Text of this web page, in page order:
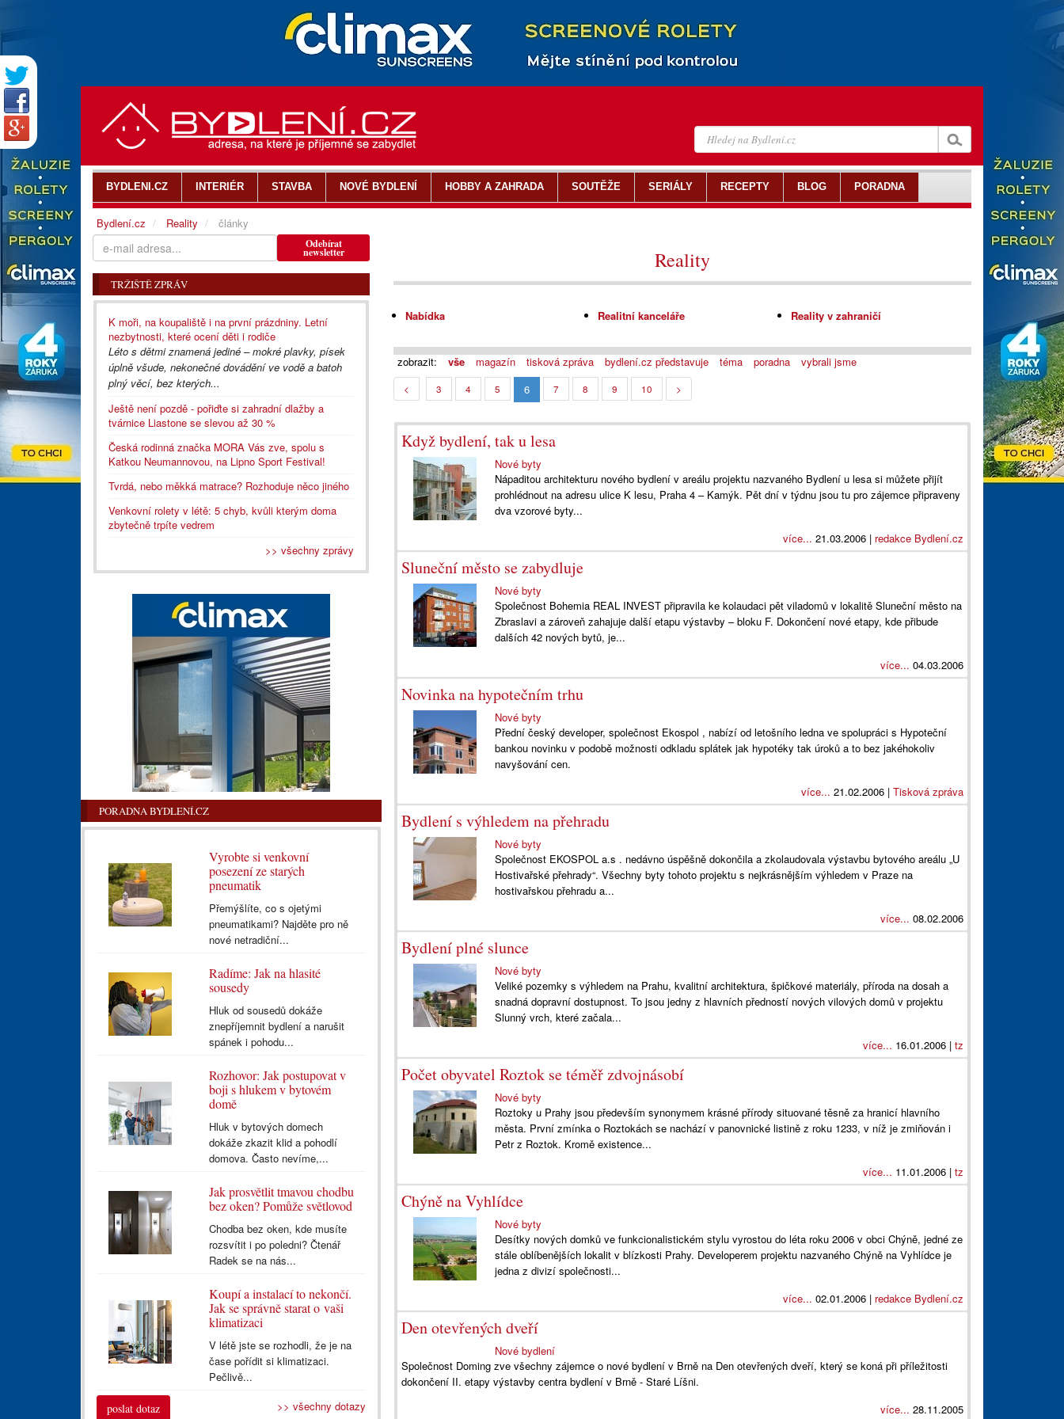
Reality
Nabídka Realitní kanceláře Reality v zahraničí
zobrazit: vše magazín tisková zpráva bydlení.cz představuje téma poradna vybrali jsme
< 3 4 5 6 7 8 9 10 >
Když bydlení, tak u lesa
Nové byty
Nápaditou architekturu nového bydlení v areálu projektu nazvaného Bydlení u lesa si můžete přijít
prohlédnout na adresu ulice K lesu, Praha 4 – Kamýk. Pět dní v týdnu jsou tu pro zájemce připraveny
dva vzorové byty...
více... 21.03.2006 | redakce Bydlení.cz
Sluneční město se zabydluje
Nové byty
Společnost Bohemia REAL INVEST připravila ke kolaudaci pět viladomů v lokalitě Sluneční město na
Zbraslavi a zároveň zahajuje další etapu výstavby – bloku F. Dokončení nové etapy, kde přibude
dalších 42 nových bytů, je...
více... 04.03.2006
Novinka na hypotečním trhu
Nové byty
Přední český developer, společnost Ekospol , nabízí od letošního ledna ve spolupráci s Hypoteční
bankou novinku v podobě možnosti odkladu splátek jak hypotéky tak úroků a to bez jakéhokoliv
navyšování cen.
více... 21.02.2006 | Tisková zpráva
Bydlení s výhledem na přehradu
Nové byty
Společnost EKOSPOL a.s . nedávno úspěšně dokončila a zkolaudovala výstavbu bytového areálu „U
Hostivařské přehrady“. Všechny byty tohoto projektu s nejkrásnějším výhledem v Praze na
hostivařskou přehradu a...
více... 08.02.2006
Bydlení plné slunce
Nové byty
Veliké pozemky s výhledem na Prahu, kvalitní architektura, špičkové materiály, příroda na dosah a
snadná dopravní dostupnost. To jsou jedny z hlavních předností nových vilových domů v projektu
Slunný vrch, které začala...
více... 16.01.2006 | tz
Počet obyvatel Roztok se téměř zdvojnásobí
Nové byty
Roztoky u Prahy jsou především synonymem krásné přírody situované těsně za hranicí hlavního
města. První zmínka o Roztokách se nachází v panovnické listině z roku 1233, v níž je zmiňován i
Petr z Roztok. Kromě existence...
více... 11.01.2006 | tz
Chýně na Vyhlídce
Nové byty
Desítky nových domků ve funkcionalistickém stylu vyrostou do léta roku 2006 v obci Chýně, jedné ze
stále oblíbenějších lokalit v blízkosti Prahy. Developerem projektu nazvaného Chýně na Vyhlídce je
jedna z divizí společnosti...
více... 02.01.2006 | redakce Bydlení.cz
Den otevřených dveří
Nové bydlení
Společnost Doming zve všechny zájemce o nové bydlení v Brně na Den otevřených dveří, který se koná při příležitosti
dokončení II. etapy výstavby centra bydlení v Brně - Staré Líšni.
více... 28.11.2005
Odebírat
newsletter
TRŽIŠTĚ ZPRÁV
K moři, na koupaliště i na první prázdniny. Letní
nezbytnosti, které ocení děti i rodiče
Léto s dětmi znamená jediné – mokré plavky, písek
úplně všude, nekonečné dovádění ve vodě a batoh
plný věcí, bez kterých...
Ještě není pozdě - pořiďte si zahradní dlažby a
tvárnice Liastone se slevou až 30 %
Česká rodinná značka MORA Vás zve, spolu s
Katkou Neumannovou, na Lipno Sport Festival!
Tvrdá, nebo měkká matrace? Rozhoduje něco jiného
Venkovní rolety v létě: 5 chyb, kvůli kterým doma
zbytečně trpíte vedrem
>> všechny zprávy
PORADNA BYDLENÍ.CZ
Vyrobte si venkovní
posezení ze starých
pneumatik
Přemýšlíte, co s ojetými
pneumatikami? Najděte pro ně
nové netradiční...
Radíme: Jak na hlasité
sousedy
Hluk od sousedů dokáže
znepříjemnit bydlení a narušit
spánek i pohodu...
Rozhovor: Jak postupovat v
boji s hlukem v bytovém
domě
Hluk v bytových domech
dokáže zkazit klid a pohodlí
domova. Často nevíme,...
Jak prosvětlit tmavou chodbu
bez oken? Pomůže světlovod
Chodba bez oken, kde musíte
rozsvítit i po poledni? Čtenář
Radek se na nás...
Koupí a instalací to nekončí.
Jak se správně starat o vaši
klimatizaci
V létě jste se rozhodli, že je na
čase pořídit si klimatizaci.
Pečlivě...
poslat dotaz >> všechny dotazy
BYDLENI.CZ INTERIÉR STAVBA NOVÉ BYDLENÍ HOBBY A ZAHRADA SOUTĚŽE SERIÁLY RECEPTY BLOG PORADNA
Bydlení.cz Reality články